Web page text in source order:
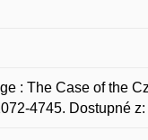
: The Case of the
4745. Dostupné